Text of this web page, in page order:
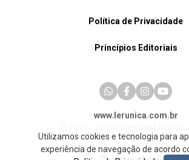
Política de Privacidade
Princípios Editoriais
www.lerunica.com.br
Utilizamos cookies e tecnologia para
experiência de navegação de acordo